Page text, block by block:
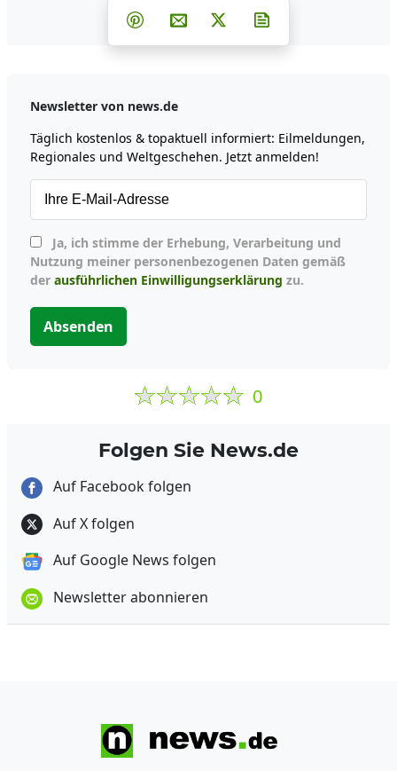
Teilen auf Facebook
Teilen auf Whatsapp
Teilen auf Telegram
Teilen auf Pinterest
Per E-Mail teilen
Post auf X
Newsletter von news.de
Täglich kostenlos & topaktuell informiert: Eilmeldungen,
Regionales und Weltgeschehen. Jetzt anmelden!
Nutzung meiner personenbezogenen Daten gemäß
der ausführlichen Einwilligungserklärung zu.
Absenden
0
Folgen Sie News.de
Auf Facebook folgen
Auf X folgen
Auf Google News folgen
Newsletter abonnieren